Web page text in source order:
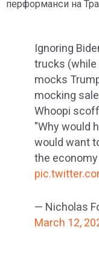
перформанси на
Ignoring
trucks (while
mocks
mocking
Whoopi
"Why would
would want
the
— Nicholas
March 12,